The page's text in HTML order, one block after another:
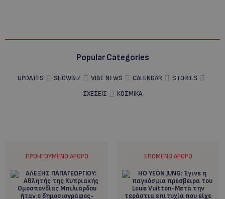
Popular Categories
UPDATES SHOWBIZ VIBE NEWS CALENDAR
STORIES
ΣΧΕΣΕΙΣ
ΚΟΣΜΙΚΑ
ΠΡΟΗΓΟΎΜΕΝΟ ΆΡΘΡΟ ΕΠΌΜΕΝΟ ΆΡΘΡΟ